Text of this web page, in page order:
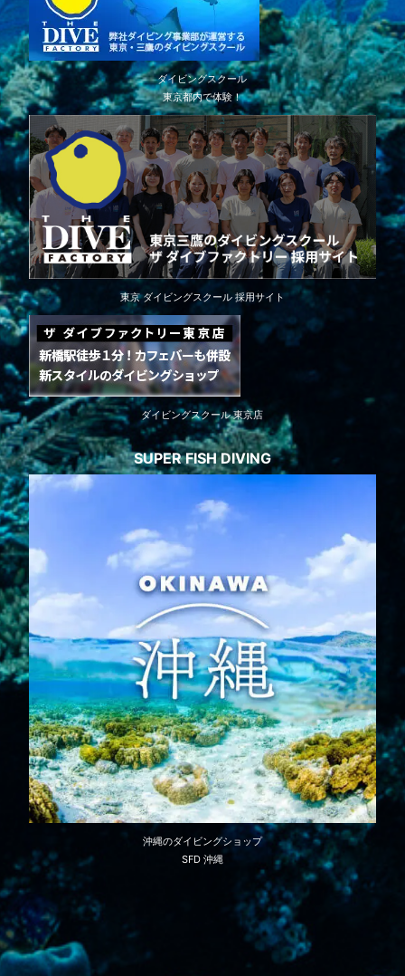
ダイビングスクール
東京都内で体験！
東京 ダイビングスクール 採用サイト
ダイビングスクール 東京店
SUPER FISH DIVING
沖縄のダイビングショップ
SFD 沖縄